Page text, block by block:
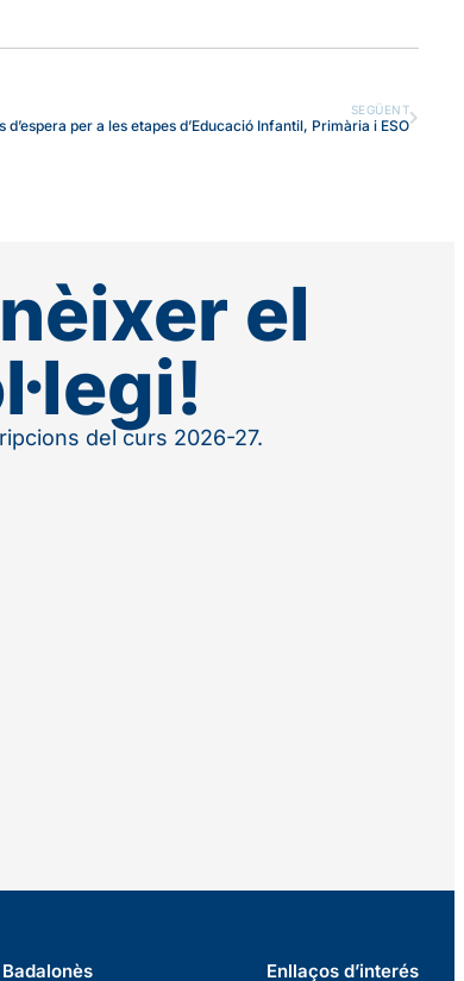
SEGÜENT
d’espera per a les etapes d’Educació Infantil, Primària i ESO
el
del curs 2026-27.
Badalonès Enllaços d’interés